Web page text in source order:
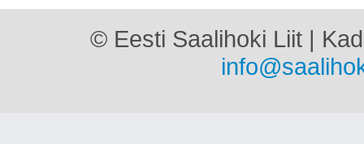
© Eesti Saalihoki Liit |